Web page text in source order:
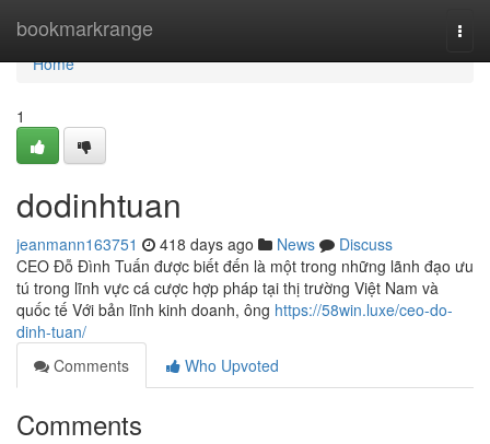
bookmarkrange
Home
Home
1
dodinhtuan
jeanmann163751 418 days ago News
Discuss
CEO Đỗ Đình Tuấn được biết đến là một trong những lãnh đạo ưu
tú trong lĩnh vực cá cược hợp pháp tại thị trường Việt Nam và
quốc tế Với bản lĩnh kinh doanh, ông https://58win.luxe/ceo-do-
dinh-tuan/
Comments
Who Upvoted
Comments